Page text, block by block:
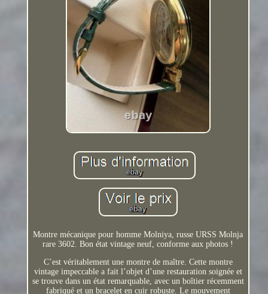
Montre mécanique pour homme Molniya, russe URSS Molnja
rare 3602. Bon état vintage neuf, conforme aux photos !
C’est véritablement une montre de maître. Cette montre
vintage impeccable a fait l’objet d’une restauration soignée et
se trouve dans un état remarquable, avec un boîtier récemment
fabriqué et un bracelet en cuir robuste. Le mouvement